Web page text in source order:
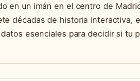
en un imán en el centro de
décadas de historia interactiva,
esenciales para decidir si tu